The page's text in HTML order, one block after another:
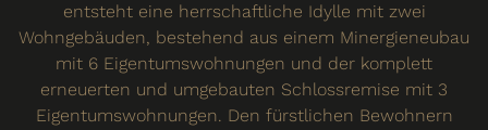
entsteht eine herrschaftliche Idylle mit zwei
Wohngebäuden, bestehend aus einem Minergieneubau
mit 6 Eigentumswohnungen und der komplett
erneuerten und umgebauten Schlossremise mit 3
Eigentumswohnungen. Den fürstlichen Bewohnern